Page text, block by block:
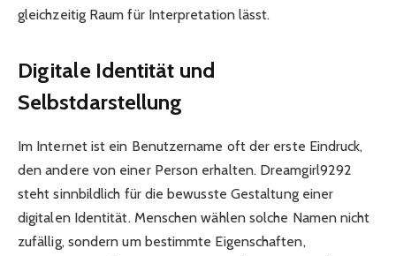
gleichzeitig Raum für Interpretation lässt.
Digitale Identität und
Selbstdarstellung
Im Internet ist ein Benutzername oft der erste Eindruck,
den andere von einer Person erhalten. Dreamgirl9292
steht sinnbildlich für die bewusste Gestaltung einer
digitalen Identität. Menschen wählen solche Namen nicht
zufällig, sondern um bestimmte Eigenschaften,